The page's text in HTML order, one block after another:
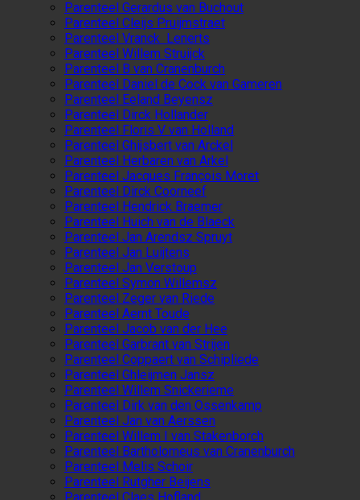
Parenteel Gerardus van Buchout
Parenteel Cleijs Pruijmstraet
Parenteel Vranck Lenerts
Parenteel Willem Struijck
Parenteel B van Cranenburch
Parenteel Daniel de Cock van Gameren
Parenteel Eeland Beyensz
Parenteel Dirck Hollander
Parenteel Floris V van Holland
Parenteel Ghijsbert van Arckel
Parenteel Herbaren van Arkel
Parenteel Jacques François Moret
Parenteel Dirck Coorneef
Parenteel Hendrick Braemer
Parenteel Huich van de Blaeck
Parenteel Jan Arendsz Spruyt
Parenteel Jan Luijtens
Parenteel Jan Verstoup
Parenteel Symon Willemsz
Parenteel Zeger van Riede
Parenteel Aernt Toude
Parenteel Jacob van der Hee
Parenteel Garbrant van Strijen
Parenteel Coppaert van Schipliede
Parenteel Ghleijmen Jansz
Parenteel Willem Snickerieme
Parenteel Dirk van den Ossenkamp
Parenteel Jan van Aerssen
Parenteel Willem I van Stakenborch
Parenteel Bartholomeus van Cranenburch
Parenteel Melis Schoir
Parenteel Rutgher Beijens